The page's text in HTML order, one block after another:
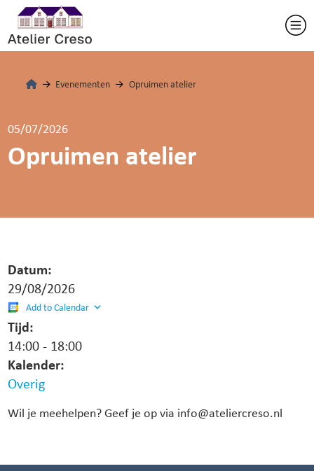
Evenementen Opruimen atelier
05/07/2026
Opruimen atelier
Datum:
29/08/2026
Add to Calendar
Tijd:
14:00- 18:00
Kalender:
Overig
Wil je meehelpen? Geef je op via info@ateliercreso.nl